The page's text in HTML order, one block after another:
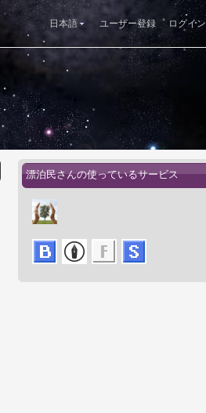
日本語 ユーザー登録 ログイン
漂泊民さんの使っているサービス